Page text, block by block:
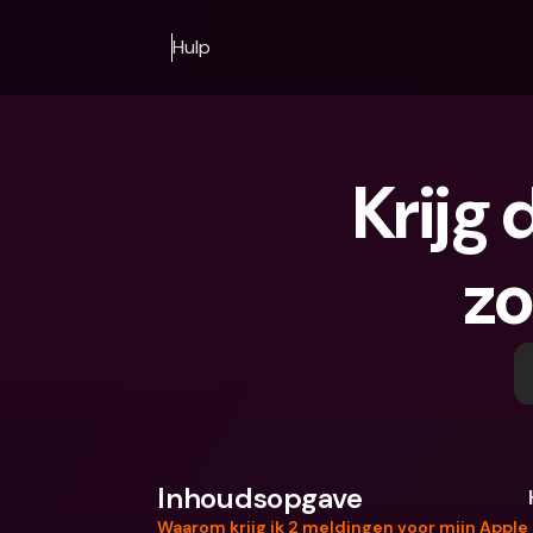
Hulp
Krijg
Inhoudsopgave
Waarom krijg ik 2 meldingen voor mijn Apple